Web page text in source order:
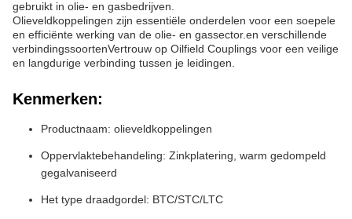
gebruikt in olie- en gasbedrijven.
Olieveldkoppelingen zijn essentiële onderdelen voor een soepele
en efficiënte werking van de olie- en gassector.en verschillende
verbindingssoortenVertrouw op Oilfield Couplings voor een veilige
en langdurige verbinding tussen je leidingen.
Kenmerken:
Productnaam: olieveldkoppelingen
Oppervlaktebehandeling: Zinkplatering, warm gedompeld
gegalvaniseerd
Het type draadgordel: BTC/STC/LTC